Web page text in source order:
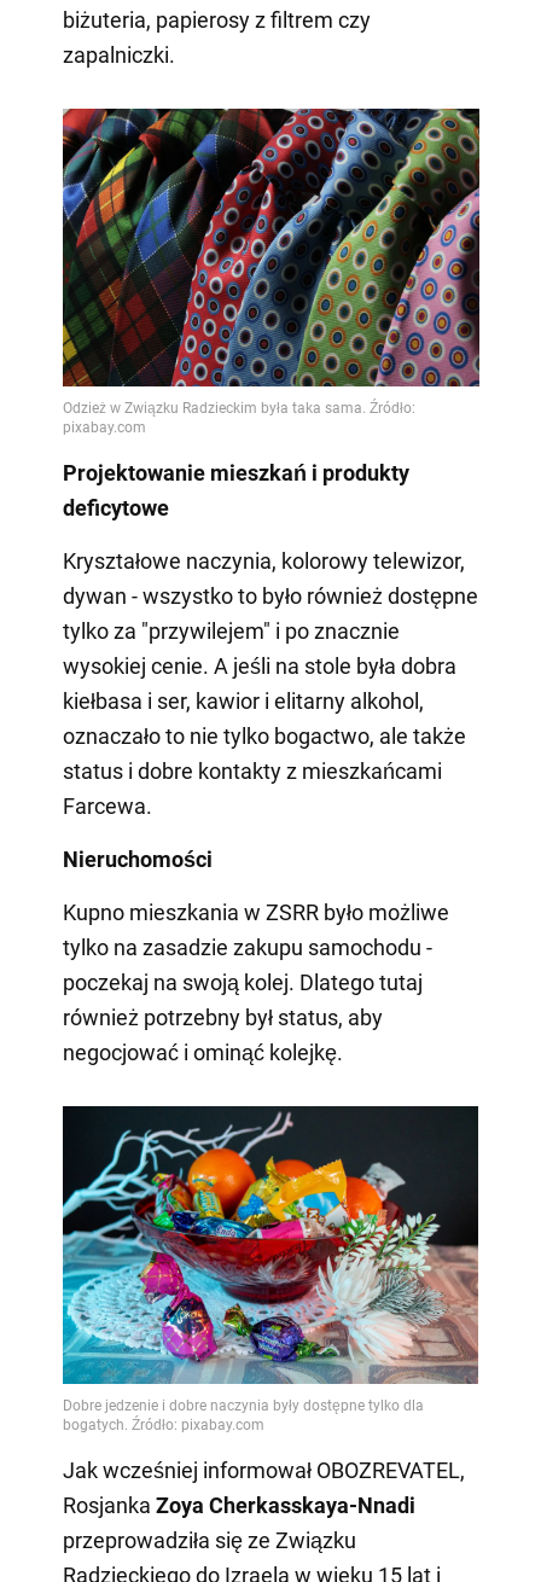
biżuteria, papierosy z filtrem czy
zapalniczki.
Projektowanie mieszkań i produkty
deficytowe
Kryształowe naczynia, kolorowy telewizor,
dywan - wszystko to było również dostępne
tylko za "przywilejem" i po znacznie
wysokiej cenie. A jeśli na stole była dobra
kiełbasa i ser, kawior i elitarny alkohol,
oznaczało to nie tylko bogactwo, ale także
status i dobre kontakty z mieszkańcami
Farcewa.
Nieruchomości
Kupno mieszkania w ZSRR było możliwe
tylko na zasadzie zakupu samochodu -
poczekaj na swoją kolej. Dlatego tutaj
również potrzebny był status, aby
negocjować i ominąć kolejkę.
Jak wcześniej informował OBOZREVATEL,
Rosjanka Zoya Cherkasskaya-Nnadi
przeprowadziła się ze Związku
Radzieckiego do Izraela w wieku 15 lat i